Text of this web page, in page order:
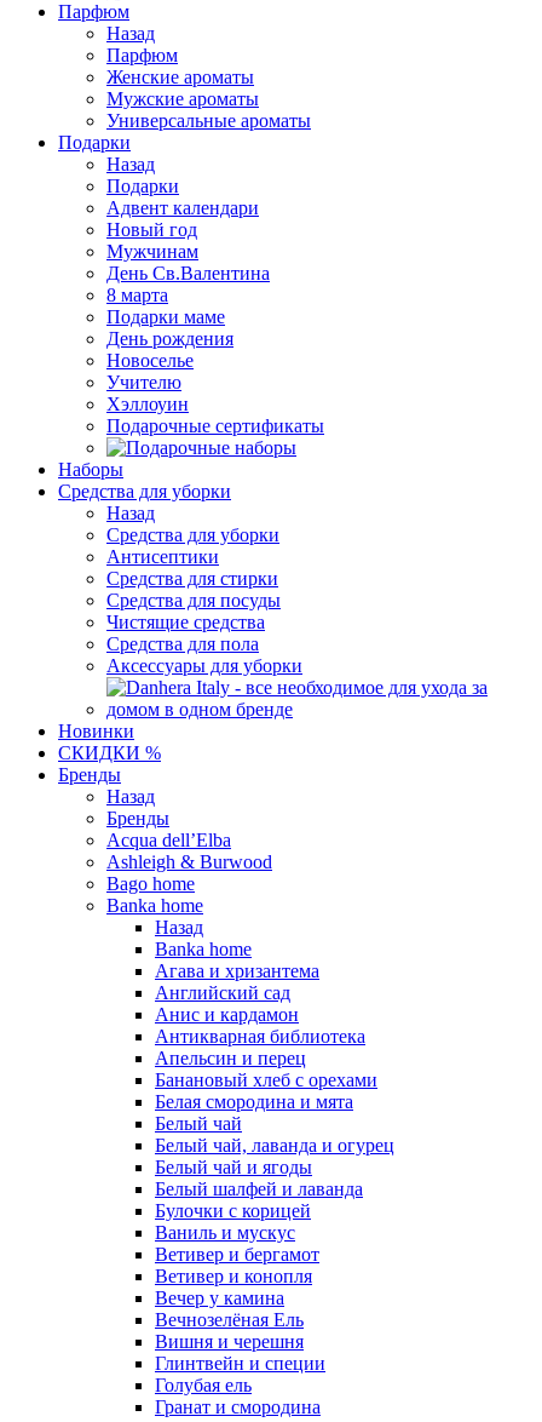
Парфюм
Назад
Парфюм
Женские ароматы
Мужские ароматы
Универсальные ароматы
Подарки
Назад
Подарки
Адвент календари
Новый год
Мужчинам
День Св.Валентина
8 марта
Подарки маме
День рождения
Новоселье
Учителю
Хэллоуин
Подарочные сертификаты
Наборы
Средства для уборки
Назад
Средства для уборки
Антисептики
Средства для стирки
Средства для посуды
Чистящие средства
Средства для пола
Аксессуары для уборки
Новинки
СКИДКИ %
Бренды
Назад
Бренды
Acqua dell’Elba
Ashleigh & Burwood
Bago home
Banka home
Назад
Banka home
Агава и хризантема
Английский сад
Анис и кардамон
Антикварная библиотека
Апельсин и перец
Банановый хлеб с орехами
Белая смородина и мята
Белый чай
Белый чай, лаванда и огурец
Белый чай и ягоды
Белый шалфей и лаванда
Булочки с корицей
Ваниль и мускус
Ветивер и бергамот
Ветивер и конопля
Вечер у камина
Вечнозелёная Ель
Вишня и черешня
Глинтвейн и специи
Голубая ель
Гранат и смородина